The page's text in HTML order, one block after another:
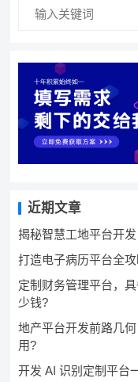
近期文章
揭秘智慧工地平台开
打造电子病历平台全
定制财务管理平台，
少钱?
地产平台开发前路几
用?
开发 AI 识别定制平台